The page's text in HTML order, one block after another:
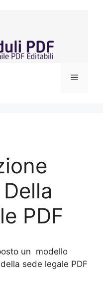
Menu
PDF
un modello
sede legale PDF